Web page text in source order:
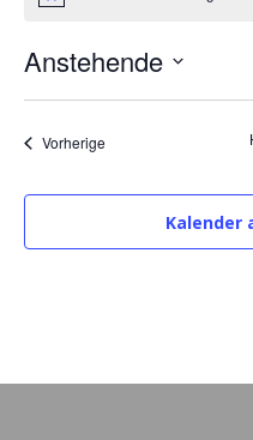
e
w
e
i
Anstehende
t
m
ä
.
VorherigeVeranstaltungen
Kalender